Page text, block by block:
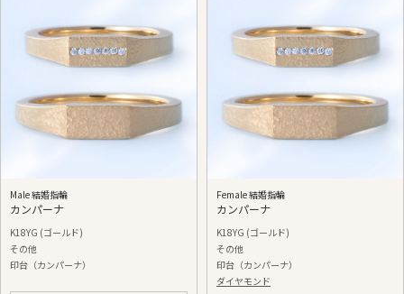
Male 結婚指輪
カンパーナ
K18YG (ゴールド)
その他
印台（カンパーナ）
Female 結婚指輪
カンパーナ
K18YG (ゴールド)
その他
印台（カンパーナ）
ダイヤモンド